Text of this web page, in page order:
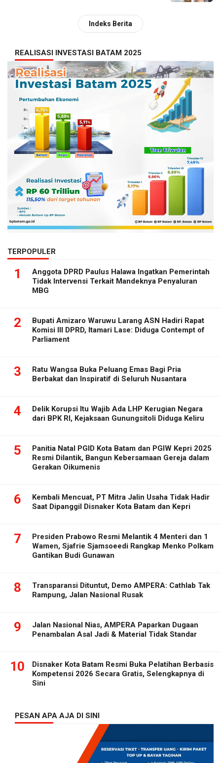
Indeks Berita
REALISASI INVESTASI BATAM 2025
TERPOPULER
1
Anggota DPRD Paulus Halawa Ingatkan Pemerintah
Tidak Intervensi Terkait Mandeknya Penyaluran
MBG
2
Bupati Amizaro Waruwu Larang ASN Hadiri Rapat
Komisi III DPRD, Itamari Lase: Diduga Contempt of
Parliament
3
Ratu Wangsa Buka Peluang Emas Bagi Pria
Berbakat dan Inspiratif di Seluruh Nusantara
4
Delik Korupsi Itu Wajib Ada LHP Kerugian Negara
dari BPK RI, Kejaksaan Gunungsitoli Diduga Keliru
5
Panitia Natal PGID Kota Batam dan PGIW Kepri 2025
Resmi Dilantik, Bangun Kebersamaan Gereja dalam
Gerakan Oikumenis
6
Kembali Mencuat, PT Mitra Jalin Usaha Tidak Hadir
Saat Dipanggil Disnaker Kota Batam dan Kepri
7
Presiden Prabowo Resmi Melantik 4 Menteri dan 1
Wamen, Sjafrie Sjamsoeedi Rangkap Menko Polkam
Gantikan Budi Gunawan
8
Transparansi Dituntut, Demo AMPERA: Cathlab Tak
Rampung, Jalan Nasional Rusak
9
Jalan Nasional Nias, AMPERA Paparkan Dugaan
Penambalan Asal Jadi & Material Tidak Standar
10
Disnaker Kota Batam Resmi Buka Pelatihan Berbasis
Kompetensi 2026 Secara Gratis, Selengkapnya di
Sini
PESAN APA AJA DI SINI